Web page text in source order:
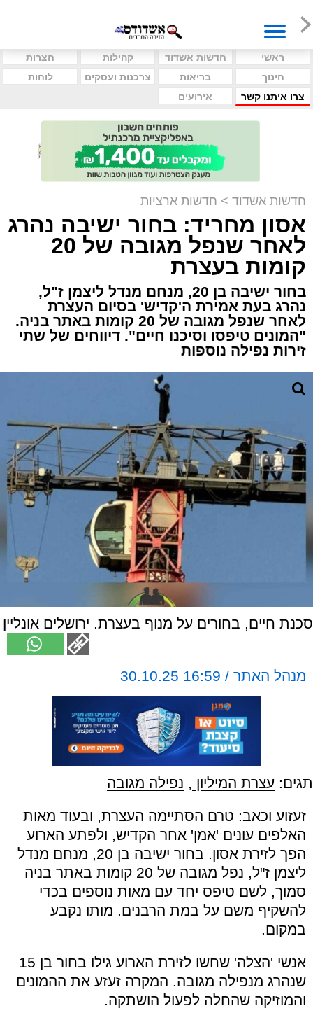
ראשי חדשות אשדוד קהילות
חצרות
חינוך
בריאות צרכנות ועסקים
לוחות
צרו איתנו קשר
אירועים
חדשות אשדוד > חדשות ארציות
אסון מחריד: בחור ישיבה נהרג
לאחר שנפל מגובה של 20
קומות בעצרת
בחור ישיבה בן 20, מנחם מנדל ליצמן ז"ל,
נהרג בעת אמירת ה'קדיש' בסיום העצרת
לאחר שנפל מגובה של 20 קומות באתר בניה.
"המונים טיפסו וסיכנו חיים". דיווחים של שתי
זירות נפילה נוספות
סכנת חיים, בחורים על מנוף בעצרת. ירושלים אונליין
מנהל האתר / 16:59 30.10.25
תגים: עצרת המיליון , נפילה מגובה
זעזוע וכאב: טרם הסתיימה העצרת, ובעוד מאות
האלפים עונים 'אמן' אחר הקדיש, ולפתע הארוע
הפך לזירת אסון. בחור ישיבה בן 20, מנחם מנדל
ליצמן ז"ל, נפל מגובה של 20 קומות באתר בניה
סמוך, לשם טיפס יחד עם מאות נוספים בכדי
להשקיף משם על במת הרבנים. מותו נקבע
במקום.
אנשי 'הצלה' שחשו לזירת הארוע גילו בחור בן 15
שנהרג מנפילה מגובה. המקרה זעזע את ההמונים
והמוזיקה שהחלה לפעול הושתקה.